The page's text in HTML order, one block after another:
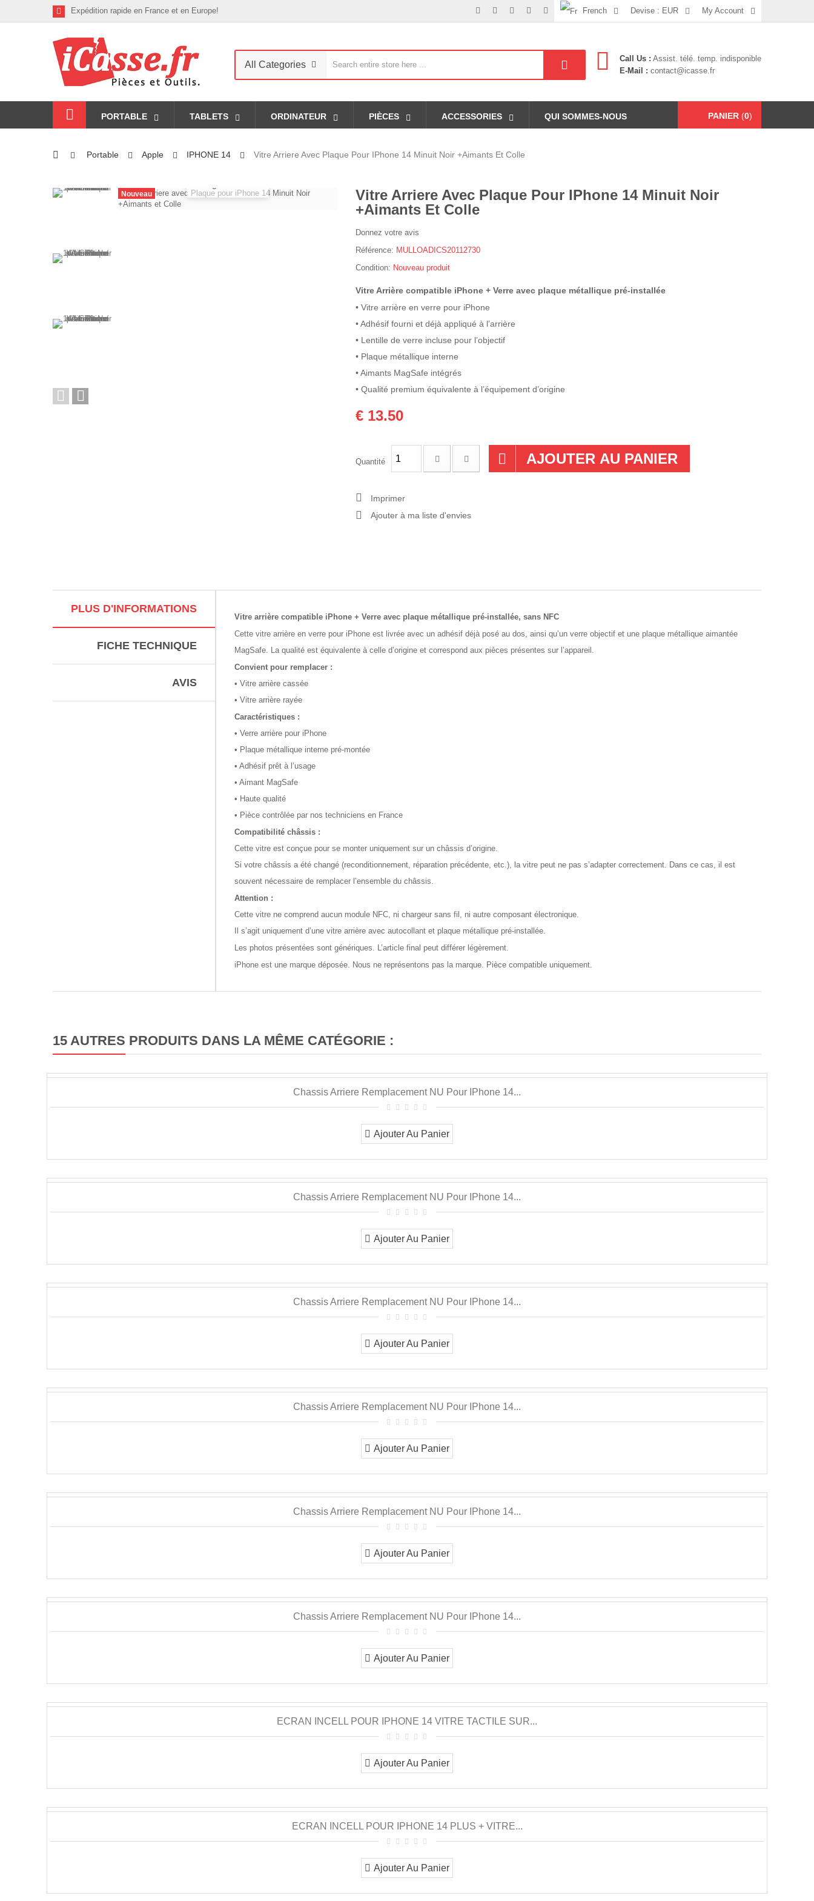
My Account
Devise : EUR
French
Expédition rapide en France et en Europe!
All Categories
Call Us : Assist. télé. temp. indisponible
E-Mail : contact@icasse.fr
PANIER (0)
PORTABLE TABLETS ORDINATEUR PIÈCES ACCESSORIES QUI SOMMES-NOUS
Portable Apple IPHONE 14 Vitre Arriere Avec Plaque Pour IPhone 14 Minuit Noir +Aimants Et Colle
Nouveau
Vitre Arriere Avec Plaque Pour IPhone 14 Minuit Noir
+Aimants Et Colle
Donnez votre avis
Référence: MULLOADICS20112730
Condition: Nouveau produit
Vitre Arrière compatible iPhone + Verre avec plaque métallique pré-installée
• Vitre arrière en verre pour iPhone
• Adhésif fourni et déjà appliqué à l’arrière
• Lentille de verre incluse pour l’objectif
• Plaque métallique interne
• Aimants MagSafe intégrés
• Qualité premium équivalente à l’équipement d’origine
€ 13.50
Quantité AJOUTER AU PANIER
Imprimer
Ajouter à ma liste d'envies
PLUS D'INFORMATIONS
FICHE TECHNIQUE
AVIS
Vitre arrière compatible iPhone + Verre avec plaque métallique pré-installée, sans NFC
Cette vitre arrière en verre pour iPhone est livrée avec un adhésif déjà posé au dos, ainsi qu’un verre objectif et une plaque métallique aimantée
MagSafe. La qualité est équivalente à celle d’origine et correspond aux pièces présentes sur l’appareil.
Convient pour remplacer :
• Vitre arrière cassée
• Vitre arrière rayée
Caractéristiques :
• Verre arrière pour iPhone
• Plaque métallique interne pré-montée
• Adhésif prêt à l’usage
• Aimant MagSafe
• Haute qualité
• Pièce contrôlée par nos techniciens en France
Compatibilité châssis :
Cette vitre est conçue pour se monter uniquement sur un châssis d’origine.
Si votre châssis a été changé (reconditionnement, réparation précédente, etc.), la vitre peut ne pas s’adapter correctement. Dans ce cas, il est
souvent nécessaire de remplacer l’ensemble du châssis.
Attention :
Cette vitre ne comprend aucun module NFC, ni chargeur sans fil, ni autre composant électronique.
Il s’agit uniquement d’une vitre arrière avec autocollant et plaque métallique pré-installée.
Les photos présentées sont génériques. L’article final peut différer légèrement.
iPhone est une marque déposée. Nous ne représentons pas la marque. Pièce compatible uniquement.
15 AUTRES PRODUITS DANS LA MÊME CATÉGORIE :
Chassis Arriere Remplacement NU Pour IPhone 14...
Ajouter Au Panier
Chassis Arriere Remplacement NU Pour IPhone 14...
Ajouter Au Panier
Chassis Arriere Remplacement NU Pour IPhone 14...
Ajouter Au Panier
Chassis Arriere Remplacement NU Pour IPhone 14...
Ajouter Au Panier
Chassis Arriere Remplacement NU Pour IPhone 14...
Ajouter Au Panier
Chassis Arriere Remplacement NU Pour IPhone 14...
Ajouter Au Panier
ECRAN INCELL POUR IPHONE 14 VITRE TACTILE SUR...
Ajouter Au Panier
ECRAN INCELL POUR IPHONE 14 PLUS + VITRE...
Ajouter Au Panier